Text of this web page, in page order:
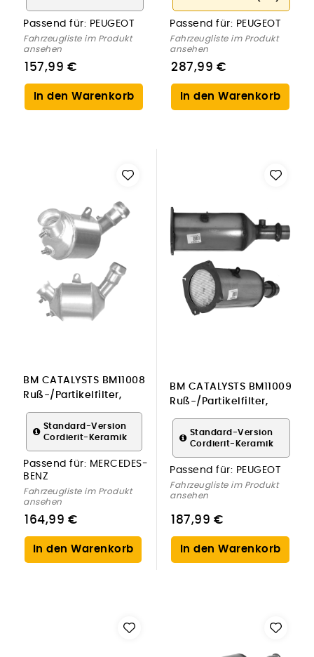
Passend für: PEUGEOT
Fahrzeugliste im Produkt
ansehen
157,99 €
In den Warenkorb
Passend für: PEUGEOT
Fahrzeugliste im Produkt
ansehen
287,99 €
In den Warenkorb
BM CATALYSTS BM11008
Ruß-/Partikelfilter,
Abgasanlage für
MERCEDES-BENZ
Standard-Version
Cordierit-Keramik
Passend für: MERCEDES-
BENZ
Fahrzeugliste im Produkt
ansehen
164,99 €
In den Warenkorb
BM CATALYSTS BM11009
Ruß-/Partikelfilter,
Abgasanlage für
PEUGEOT
Standard-Version
Cordierit-Keramik
Passend für: PEUGEOT
Fahrzeugliste im Produkt
ansehen
187,99 €
In den Warenkorb